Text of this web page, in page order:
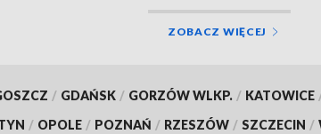
ZOBACZ WIĘCEJ
/ GDAŃSK / GORZÓW WLKP. / KATOWICE
/ OPOLE / POZNAŃ / RZESZÓW / SZCZECIN /